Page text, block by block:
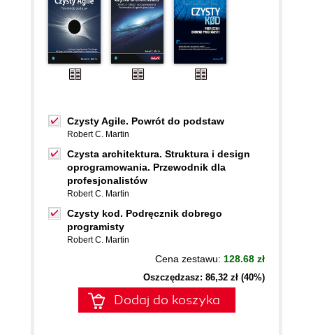
Czysty Agile. Powrót do podstaw
Robert C. Martin
Czysta architektura. Struktura i design
oprogramowania. Przewodnik dla
profesjonalistów
Robert C. Martin
Czysty kod. Podręcznik dobrego
programisty
Robert C. Martin
Cena zestawu: 128.68 zł
Oszczędzasz: 86,32 zł (40%)
Dodaj do koszyka